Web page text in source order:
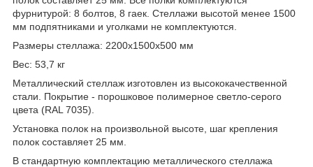
фурнитурой: 8 болтов, 8 гаек. Стеллажи высотой менее 1500
мм подпятниками и уголками не комплектуются.
Размеры стеллажа: 2200х1500х500 мм
Вес: 53,7 кг
Металлический стеллаж изготовлен из высококачественной
стали. Покрытие - порошковое полимерное светло-серого
цвета (RAL 7035).
Установка полок на произвольной высоте, шаг крепления
полок составляет 25 мм.
В стандартную комплектацию металлического стеллажа